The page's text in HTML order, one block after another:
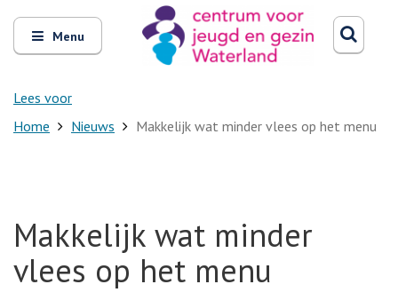
Open
en
sluit
Menu
Lees voor
Zoeken
Home Nieuws Makkelijk wat minder vlees op het menu
Makkelijk wat minder
vlees op het menu